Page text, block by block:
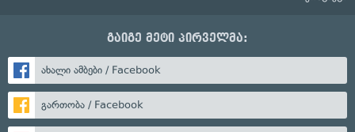
გაიგე მეტი პირველმა:
ახალი ამბები / Facebook
გართობა / Facebook